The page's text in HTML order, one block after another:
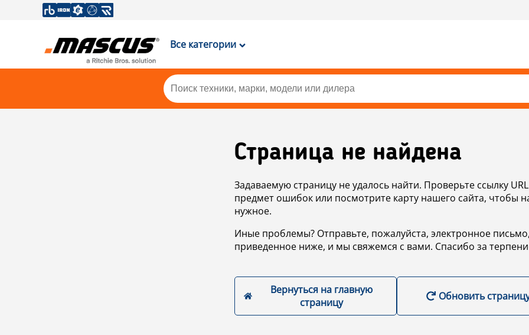
Все категории
Страница не найдена
Задаваемую страницу не удалось найти. Проверьте ссылку
предмет ошибок или посмотрите карту нашего сайта, чтобы
нужное.
Иные проблемы? Отправьте, пожалуйста, электронное
приведенное ниже, и мы свяжемся с вами. Спасибо за
Вернуться на главную
страницу
Обновить